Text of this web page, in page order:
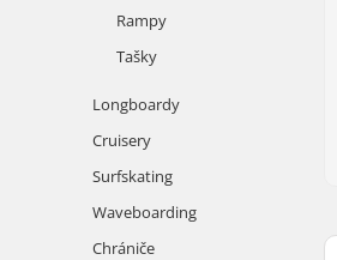
Rampy
Tašky
Longboardy
Cruisery
Surfskating
Waveboarding
Chrániče